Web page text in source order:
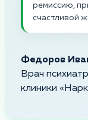
ремиссию,
счастливой
Федоров
Врач
клиники